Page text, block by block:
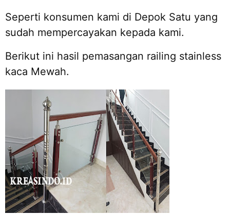
Seperti konsumen kami di Depok Satu yang
sudah mempercayakan kepada kami.
Berikut ini hasil pemasangan railing stainless
kaca Mewah.